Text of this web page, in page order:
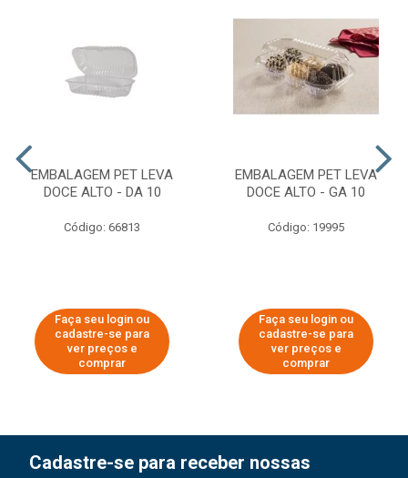
EMBALAGEM PET LEVA
DOCE ALTO - DA 10
Código: 66813
Faça seu login ou
cadastre-se para
ver preços e
comprar
EMBALAGEM PET LEVA
DOCE ALTO - GA 10
Código: 19995
Faça seu login ou
cadastre-se para
ver preços e
comprar
Cadastre-se para receber nossas